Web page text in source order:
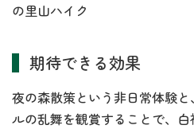
の里山ハイク
期待できる効果
夜の森散策という非日常体験
ルの乱舞を観賞することで、